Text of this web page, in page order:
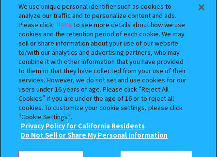
ガシャポンどこ？
アンケート
ウェブアクセシビリティ方針
Do Not Sell or Share My Personal Information
本サイトに掲載されている全ての画像、文章、データの無断転用、転載をお断りします。
We use unique personal identifier such as cookies to
analyze our traffic and to personalize content and ads.
Please click here to see more details about how we use
cookies and the retention period of each cookie. We may
sell or share information about your use of our website
to/with our analytics and advertising partners, who may
combine it with other information that you have provided
to them or that they have collected from your use of their
services. However, we do not set and use cookies for our
users under 16 years of age. Please click “Reject All
Cookies” if you are under the age of 16 or to reject all
cookies. To customize your cookie settings, please click
“Cookie Settings”.
Privacy Policy for California Residents
Do Not Sell or Share My Personal Information